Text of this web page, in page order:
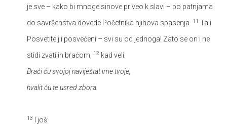
je sve – kako bi mnoge sinove priveo k slavi – po patnjama
do savršenstva dovede Početnika njihova spasenja.
11 Ta i
Posvetitelj i posvećeni – svi su od jednoga! Zato se on i ne
stidi zvati ih braćom,
12 kad veli:
Braći ću svojoj naviještat ime tvoje,
hvalit ću te usred zbora.
13
I još: